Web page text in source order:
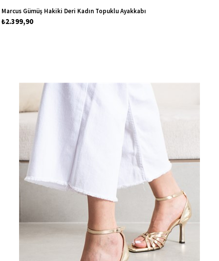
Marcus Gümüş Hakiki Deri Kadın Topuklu Ayakkabı
₺2.399,90